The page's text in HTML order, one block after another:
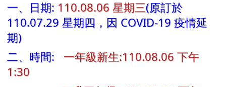
一、日期: 110.08.06 星期三(原訂於
110.07.29 星期四，因 COVID-19 疫情延
期)
二、時間: 一年級新生:110.08.06 下午
1:30